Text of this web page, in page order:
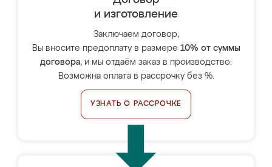
и изготовление
Заключаем договор,
Вы вносите предоплату в размере 10% от суммы
договора, и мы отдаём заказ в производство.
Возможна оплата в рассрочку без %.
УЗНАТЬ О РАССРОЧКЕ